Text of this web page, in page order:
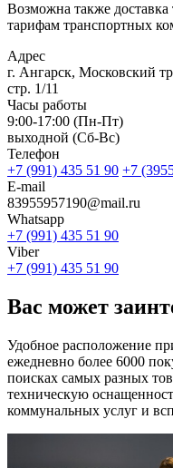
Возможна также
тарифам транспортных
Адрес
г. Ангарск, Московский
стр. 1/11
Часы работы
9:00-17:00 (Пн-Пт)
выходной (Сб-Вс)
Телефон
+7 (991) 435 51 90 +7
E-mail
83955957190@mail.ru
Whatsapp
+7 (991) 435 51 90
Viber
+7 (991) 435 51 90
Вас может
Удобное расположение
ежедневно более 6000
поисках самых разных
техническую
коммунальных услуг и